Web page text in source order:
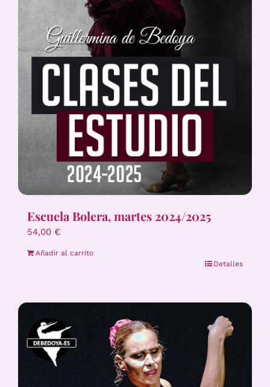
Escuela Bolera, martes 2024/2025
54,00 €
Añadir al carrito
Detalles